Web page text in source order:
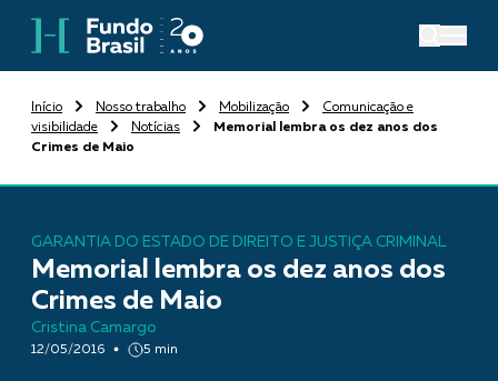
Início Nosso trabalho Mobilização
Comunicação e
visibilidade
Notícias
Memorial lembra os dez anos dos
Crimes de Maio
GARANTIA DO ESTADO DE DIREITO E JUSTIÇA CRIMINAL
Memorial lembra os dez anos dos
Crimes de Maio
Cristina Camargo
12/05/2016 5 min